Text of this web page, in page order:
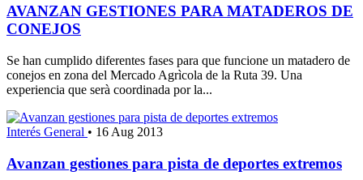
AVANZAN GESTIONES PARA MATADEROS DE
CONEJOS
Se han cumplido diferentes fases para que funcione un matadero de
conejos en zona del Mercado Agrìcola de la Ruta 39. Una
experiencia que serà coordinada por la...
Interés General • 16 Aug 2013
Avanzan gestiones para pista de deportes extremos